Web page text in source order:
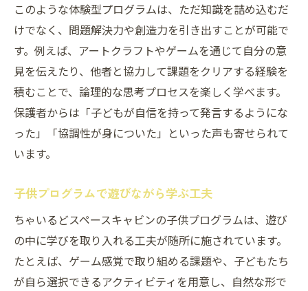
このような体験型プログラムは、ただ知識を詰め込むだ
けでなく、問題解決力や創造力を引き出すことが可能で
す。例えば、アートクラフトやゲームを通じて自分の意
見を伝えたり、他者と協力して課題をクリアする経験を
積むことで、論理的な思考プロセスを楽しく学べます。
保護者からは「子どもが自信を持って発言するようにな
った」「協調性が身についた」といった声も寄せられて
います。
子供プログラムで遊びながら学ぶ工夫
ちゃいるどスペースキャビンの子供プログラムは、遊び
の中に学びを取り入れる工夫が随所に施されています。
たとえば、ゲーム感覚で取り組める課題や、子どもたち
が自ら選択できるアクティビティを用意し、自然な形で